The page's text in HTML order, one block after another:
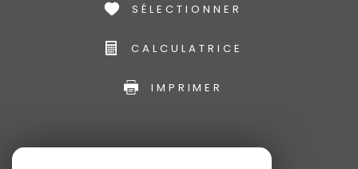
SÉLECTIONNER
CALCULATRICE
IMPRIMER